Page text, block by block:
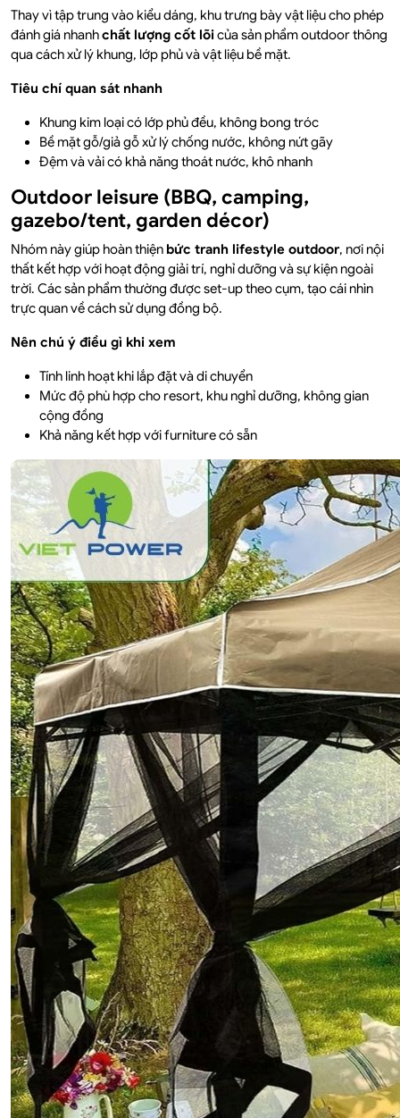
Thay vì tập trung vào kiểu dáng, khu trưng bày vật liệu cho phép
đánh giá nhanhchất lượng cốt lõicủa sản phẩm outdoor thông
qua cách xử lý khung, lớp phủ và vật liệu bề mặt.
Tiêu chí quan sát nhanh
Khung kim loại có lớp phủ đều, không bong tróc
Bề mặt gỗ/giả gỗ xử lý chống nước, không nứt gãy
Đệm và vải có khả năng thoát nước, khô nhanh
Outdoor leisure (BBQ, camping,
gazebo/tent, garden décor)
Nhóm này giúp hoàn thiện bức tranh lifestyle outdoor, nơi nội
thất kết hợp với hoạt động giải trí, nghỉ dưỡng và sự kiện ngoài
trời. Các sản phẩm thường được set-up theo cụm, tạo cái nhìn
trực quan về cách sử dụng đồng bộ.
Nên chú ý điều gì khi xem
Tính linh hoạt khi lắp đặt và di chuyển
Mức độ phù hợp cho resort, khu nghỉ dưỡng, không gian
cộng đồng
Khả năng kết hợp với furniture có sẵn